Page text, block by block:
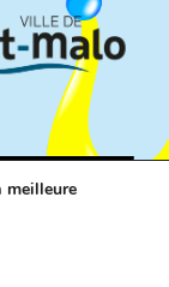
meilleure